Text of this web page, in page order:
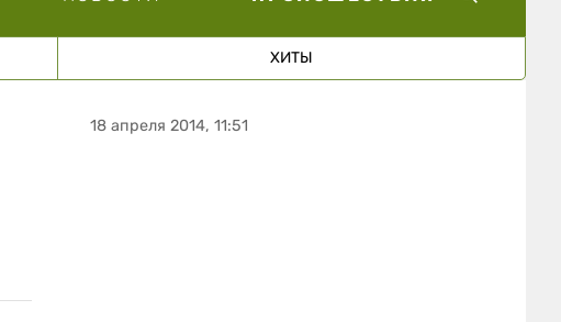
ХИТЫ
18 апреля 2014, 11:51